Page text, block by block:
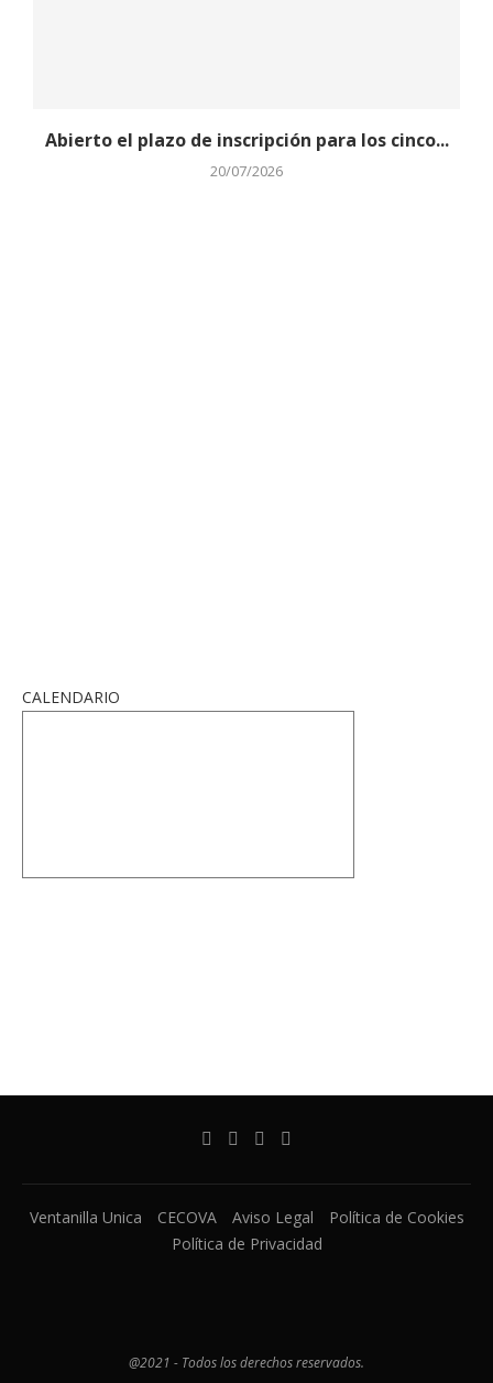
Abierto el plazo de inscripción para los cinco...
20/07/2026
CALENDARIO
Ventanilla Unica CECOVA Aviso Legal
Política de Cookies
Política de Privacidad
@2021 - Todos los derechos reservados.